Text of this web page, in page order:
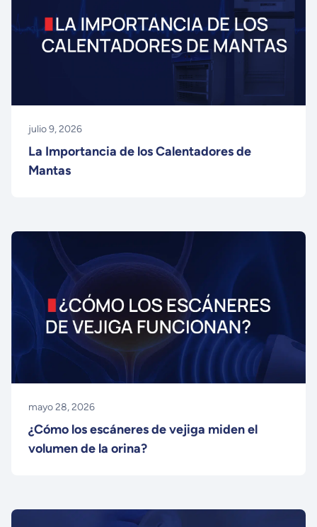
julio 9, 2026
La Importancia de los Calentadores de
Mantas
mayo 28, 2026
¿Cómo los escáneres de vejiga miden el
volumen de la orina?